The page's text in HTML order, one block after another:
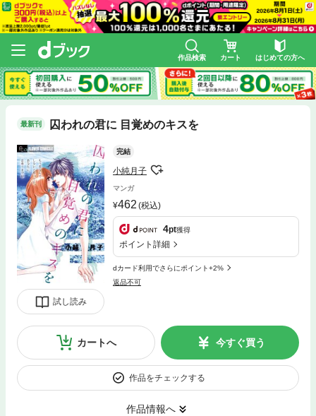
作品検索 カート はじめての方へ
最新刊 囚われの君に 目覚めのキスを
試し読み
完結
小純月子
マンガ
462 (税込)
4pt獲得
ポイント詳細
dカード利用でさらにポイント+2%
返品不可
カートへ 今すぐ買う
作品をチェックする
作品情報へ